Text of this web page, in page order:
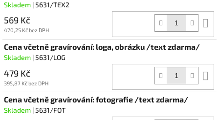
Skladem | 5631/TEX2
569 Kč
470,25 Kč bez DPH
Cena včetně gravírování: loga, obrázku /text zdarma/
Skladem | 5631/LOG
479 Kč
395,87 Kč bez DPH
Cena včetně gravírování: fotografie /text zdarma/
Skladem | 5631/FOT